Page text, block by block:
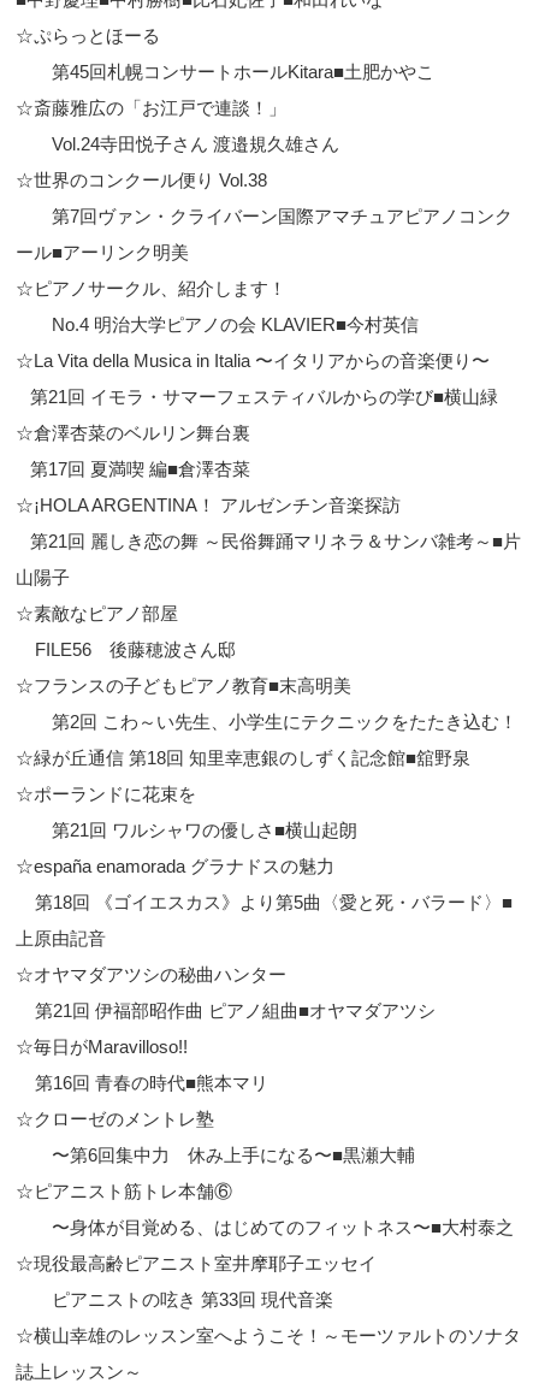
☆ぷらっとほーる
第45回札幌コンサートホールKitara■土肥かやこ
☆斎藤雅広の「お江戸で連談！」
Vol.24寺田悦子さん 渡邉規久雄さん
☆世界のコンクール便り Vol.38
第7回ヴァン・クライバーン国際アマチュアピアノコンク
ール■アーリンク明美
☆ピアノサークル、紹介します！
No.4 明治大学ピアノの会 KLAVIER■今村英信
☆La Vita della Musica in Italia 〜イタリアからの音楽便り〜
第21回 イモラ・サマーフェスティバルからの学び■横山緑
☆倉澤杏菜のベルリン舞台裏
第17回 夏満喫 編■倉澤杏菜
☆¡HOLA ARGENTINA！ アルゼンチン音楽探訪
第21回 麗しき恋の舞 ～民俗舞踊マリネラ＆サンバ雑考～■片
山陽子
☆素敵なピアノ部屋
FILE56 後藤穂波さん邸
☆フランスの子どもピアノ教育■末高明美
第2回 こわ～い先生、小学生にテクニックをたたき込む！
☆緑が丘通信 第18回 知里幸恵銀のしずく記念館■舘野泉
☆ポーランドに花束を
第21回 ワルシャワの優しさ■横山起朗
☆españa enamorada グラナドスの魅力
第18回 《ゴイエスカス》より第5曲〈愛と死・バラード〉■
上原由記音
☆オヤマダアツシの秘曲ハンター
第21回 伊福部昭作曲 ピアノ組曲■オヤマダアツシ
☆毎日がMaravilloso!!
第16回 青春の時代■熊本マリ
☆クローゼのメントレ塾
〜第6回集中力 休み上手になる〜■黒瀬大輔
☆ピアニスト筋トレ本舗⑥
〜身体が目覚める、はじめてのフィットネス〜■大村泰之
☆現役最高齢ピアニスト室井摩耶子エッセイ
ピアニストの呟き 第33回 現代音楽
☆横山幸雄のレッスン室へようこそ！～モーツァルトのソナタ
誌上レッスン～